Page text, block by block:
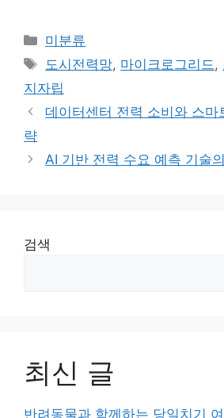
카
테
리
미분류
태
그
도시전력망, 마이크로그리드 ,
지자립
데이터센터 전력 소비와 스마
략
AI 기반 전력 수요 예측 기술
검색
최신 글
반려동물과 함께하는 당일치기